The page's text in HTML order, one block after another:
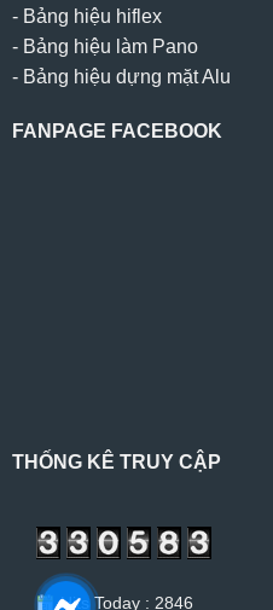
- Bảng hiệu hiflex
- Bảng hiệu làm Pano
- Bảng hiệu dựng mặt Alu
FANPAGE FACEBOOK
THỐNG KÊ TRUY CẬP
Hits Today : 2846